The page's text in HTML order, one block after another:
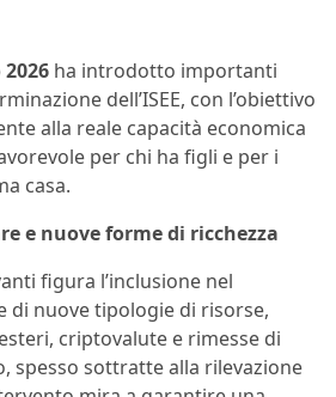
ha introdotto importanti
dell’ISEE, con l’obiettivo
alla reale capacità economica
per chi ha figli e per i
casa.
e nuove forme di ricchezza
figura l’inclusione nel
di nuove tipologie di risorse,
criptovalute e rimesse di
spesso sottratte alla rilevazione